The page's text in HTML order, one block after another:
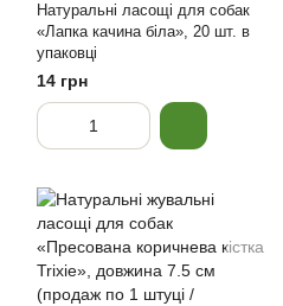
Натуральні ласощі для собак
«Лапка качина біла», 20 шт. в
упаковці
14 грн